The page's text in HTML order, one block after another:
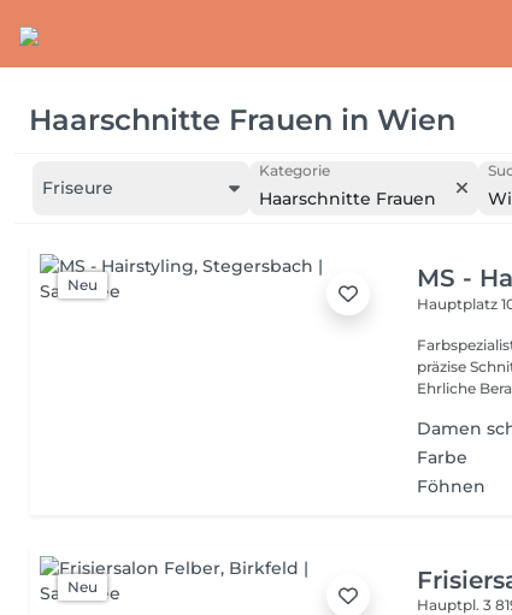
Haarschnitte Frauen in Wien
Friseure
Kategorie
Haarschnitte Frauen
Neu MS -
Hauptplatz
präzise
Ehrliche
Damen
Farbe
Föhnen
Neu
Hauptpl. 3